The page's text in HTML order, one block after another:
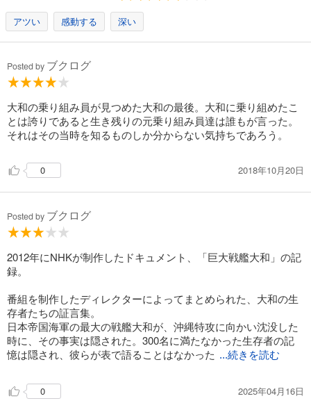
アツい 感動する 深い
Posted by ブクログ
大和の乗り組み員が見つめた大和の最後。大和に乗り組めたこ
とは誇りであると生き残りの元乗り組み員達は誰もが言った。
それはその当時を知るものしか分からない気持ちであろう。
0 2018年10月20日
Posted by ブクログ
2012年にNHKが制作したドキュメント、「巨大戦艦大和」の記
録。
番組を制作したディレクターによってまとめられた、大和の生
存者たちの証言集。
日本帝国海軍の最大の戦艦大和が、沖縄特攻に向かい沈没した
時に、その事実は隠された。300名に満たなかった生存者の記
憶は隠され、彼らが表で語ることはなかった ...続きを読む
0 2025年04月16日